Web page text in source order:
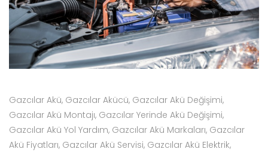
Gazcılar Akü, Gazcılar Akücü, Gazcılar Akü Değişimi,
Gazcılar Akü Montajı, Gazcılar Yerinde Akü Değişimi,
Gazcılar Akü Yol Yardım, Gazcılar Akü Markaları, Gazcılar
Akü Fiyatları, Gazcılar Akü Servisi, Gazcılar Akü Elektrik,